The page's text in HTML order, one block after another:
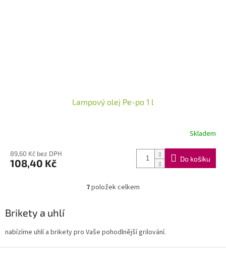
Lampový olej Pe-po 1 l
Skladem
89,60 Kč bez DPH
108,40 Kč Do košíku
O
d
c
7položek celkem
Brikety a uhlí
nabízíme uhlí a brikety pro Vaše pohodlnější grilování.